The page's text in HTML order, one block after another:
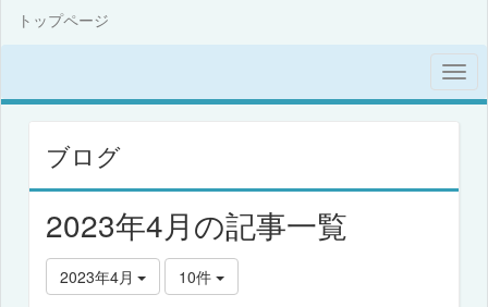
トップページ
ブログ
2023年4月の記事一覧
2023年4月 10件